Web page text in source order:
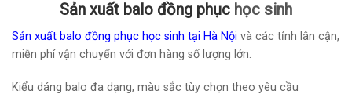
Sản xuất balo đồng phục học sinh
Sản xuất balo đồng phục học sinh tại Hà Nội và các tỉnh lân cận,
miễn phí vận chuyển với đơn hàng số lượng lớn.
Kiểu dáng balo đa dạng, màu sắc tùy chọn theo yêu cầu